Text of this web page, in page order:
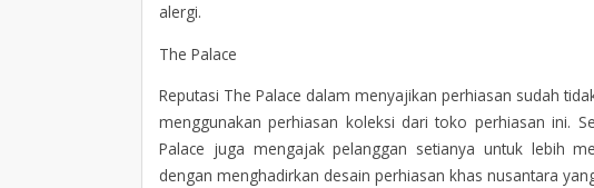
alergi.
The Palace
Reputasi The Palace dalam menyajikan perhiasan sudah
menggunakan perhiasan koleksi dari toko perhiasan ini.
Palace juga mengajak pelanggan setianya untuk lebih
dengan menghadirkan desain perhiasan khas nusantara